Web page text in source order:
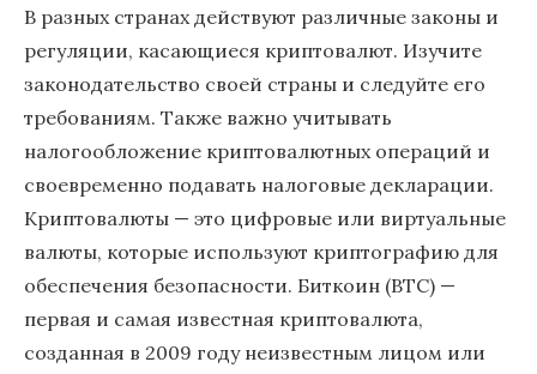
В разных странах действуют различные законы и
регуляции, касающиеся криптовалют. Изучите
законодательство своей страны и следуйте его
требованиям. Также важно учитывать
налогообложение криптовалютных операций и
своевременно подавать налоговые декларации.
Криптовалюты — это цифровые или виртуальные
валюты, которые используют криптографию для
обеспечения безопасности. Биткоин (BTC) —
первая и самая известная криптовалюта,
созданная в 2009 году неизвестным лицом или